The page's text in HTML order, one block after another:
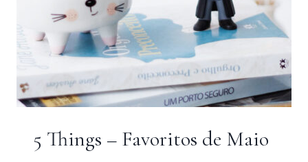
5 Things – Favoritos de Maio